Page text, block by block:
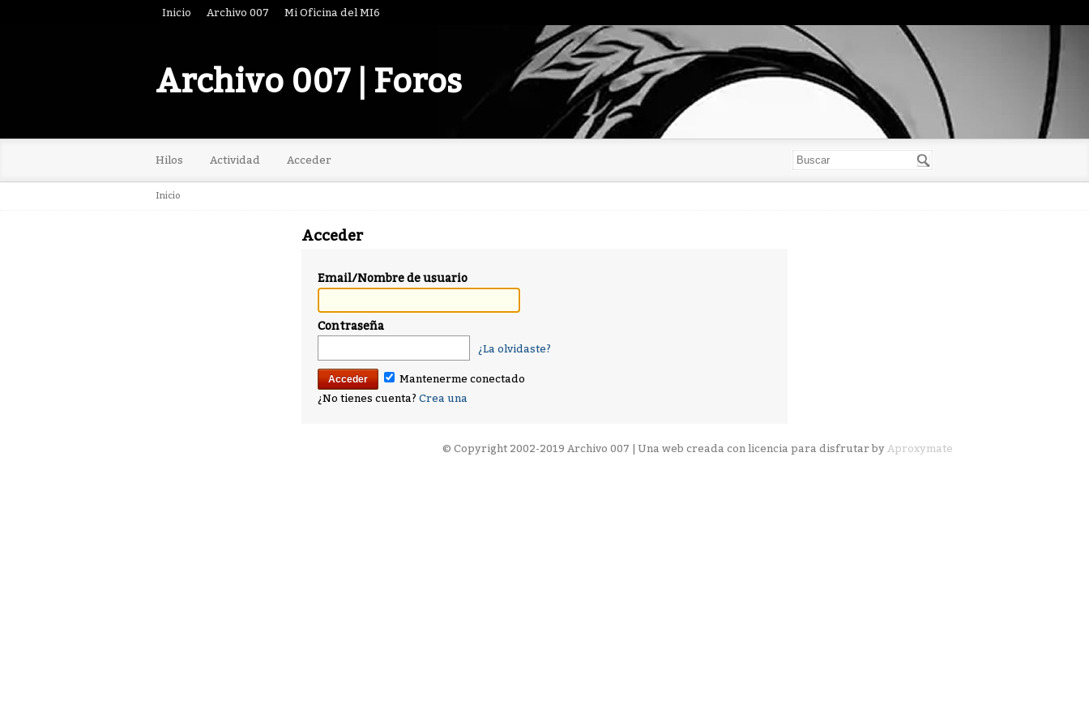
Inicio Archivo 007 Mi Oficina del MI6
Archivo 007 | Foros
Hilos Actividad Acceder
Inicio
Acceder
Email/Nombre de usuario
Contraseña
¿La olvidaste?
Mantenerme conectado
¿No tienes cuenta? Crea una
© Copyright 2002-2019 Archivo 007 | Una web creada con licencia para disfrutar by Aproxymate